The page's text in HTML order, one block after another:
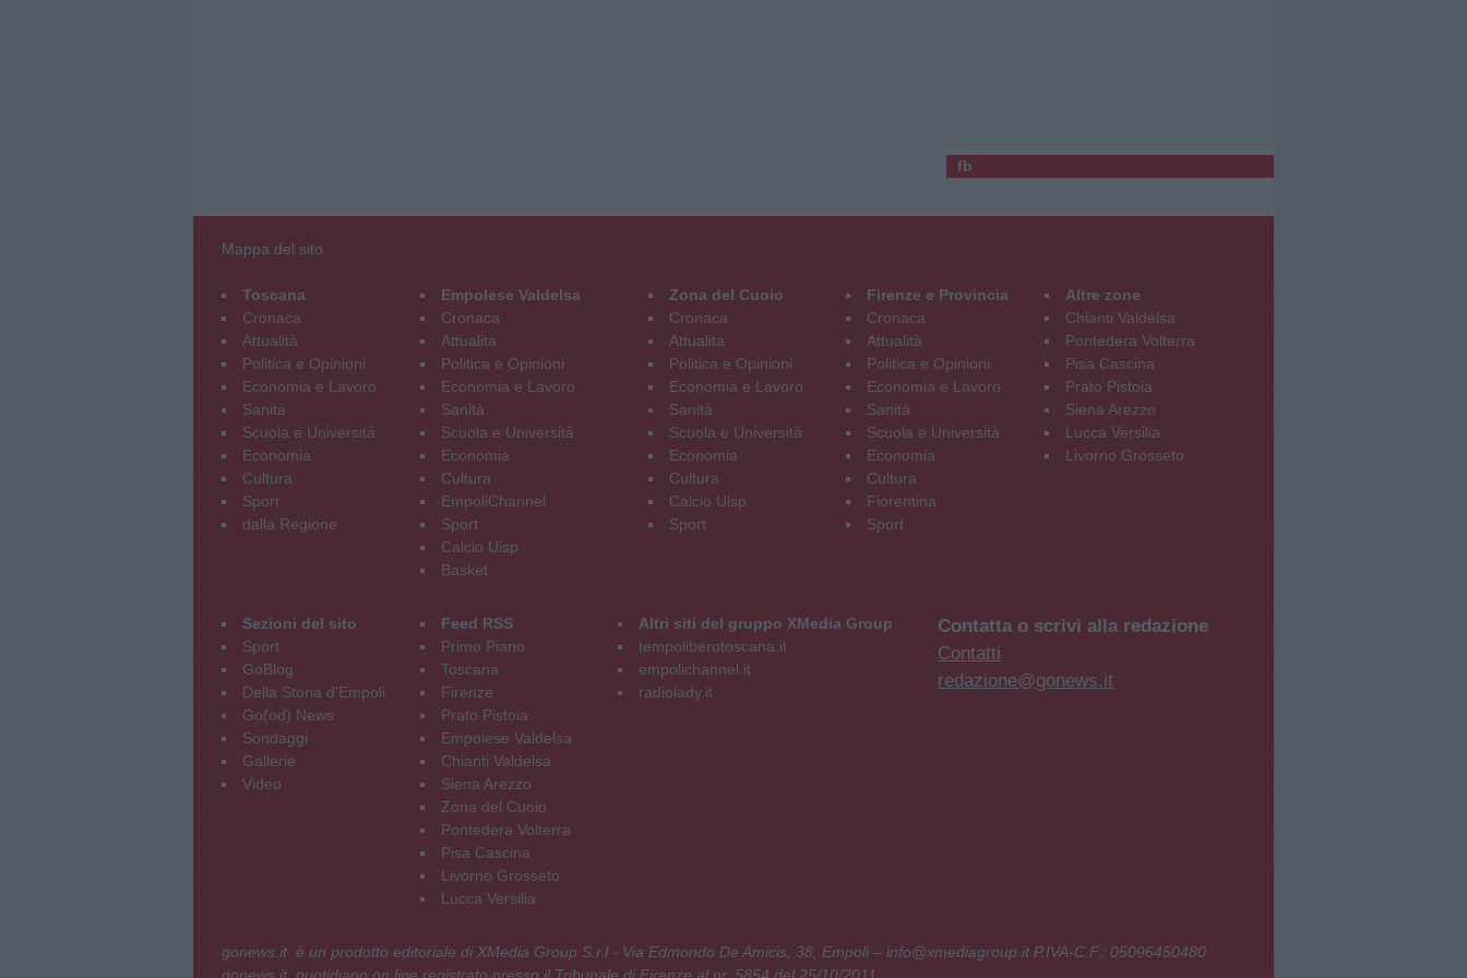
fb
Mappa del sito
Toscana
Cronaca
Attualità
Politica e Opinioni
Economia e Lavoro
Sanità
Scuola e Università
Economia
Cultura
Sport
dalla Regione
Empolese Valdelsa
Cronaca
Attualità
Politica e Opinioni
Economia e Lavoro
Sanità
Scuola e Università
Economia
Cultura
EmpoliChannel
Sport
Calcio Uisp
Basket
Zona del Cuoio
Cronaca
Attualità
Politica e Opinioni
Economia e Lavoro
Sanità
Scuola e Università
Economia
Cultura
Calcio Uisp
Sport
Firenze e Provincia
Cronaca
Attualità
Politica e Opinioni
Economia e Lavoro
Sanità
Scuola e Università
Economia
Cultura
Fiorentina
Sport
Altre zone
Chianti Valdelsa
Pontedera Volterra
Pisa Cascina
Prato Pistoia
Siena Arezzo
Lucca Versilia
Livorno Grosseto
Sezioni del sito
Sport
GoBlog
Della Storia d'Empoli
Go(od) News
Sondaggi
Gallerie
Video
Feed RSS
Primo Piano
Toscana
Firenze
Prato Pistoia
Empolese Valdelsa
Chianti Valdelsa
Siena Arezzo
Zona del Cuoio
Pontedera Volterra
Pisa Cascina
Livorno Grosseto
Lucca Versilia
Altri siti del gruppo XMedia Group
tempoliberotoscana.it
empolichannel.it
radiolady.it
Contatta o scrivi alla redazione
Contatti
redazione@gonews.it
gonews.it è un prodotto editoriale di XMedia Group S.r.l - Via Edmondo De Amicis, 38, Empoli – info@xmediagroup.it P.IVA-C.F.: 05096450480